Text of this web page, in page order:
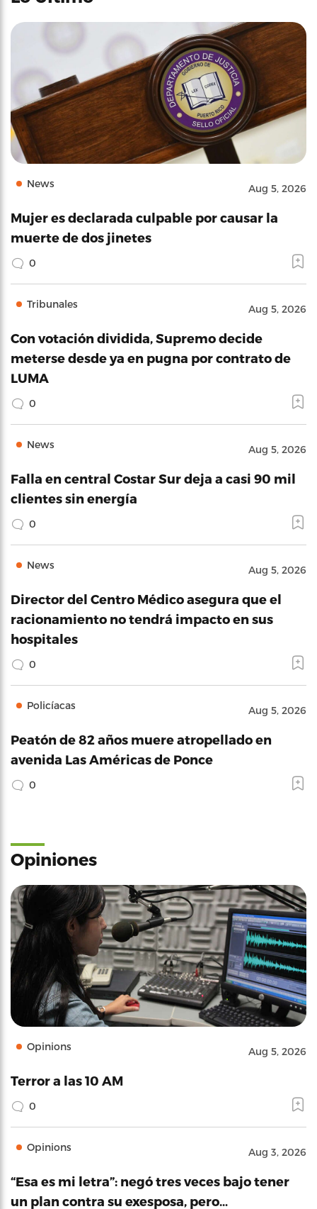
News Aug 5, 2026
Mujer es declarada culpable por causar la
muerte de dos jinetes
0
Tribunales Aug 5, 2026
Con votación dividida, Supremo decide
meterse desde ya en pugna por contrato de
LUMA
0
News Aug 5, 2026
Falla en central Costar Sur deja a casi 90 mil
clientes sin energía
0
News Aug 5, 2026
Director del Centro Médico asegura que el
racionamiento no tendrá impacto en sus
hospitales
0
Policíacas Aug 5, 2026
Peatón de 82 años muere atropellado en
avenida Las Américas de Ponce
0
Opiniones
Opinions Aug 5, 2026
Terror a las 10 AM
0
Opinions Aug 3, 2026
“Esa es mi letra”: negó tres veces bajo tener
un plan contra su exesposa, pero…